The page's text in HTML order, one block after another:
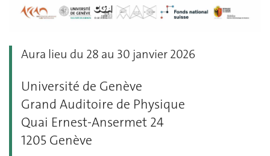
Aura lieu du 28 au 30 janvier 2026
Université de Genève
Grand Auditoire de Physique
Quai Ernest-Ansermet 24
1205 Genève